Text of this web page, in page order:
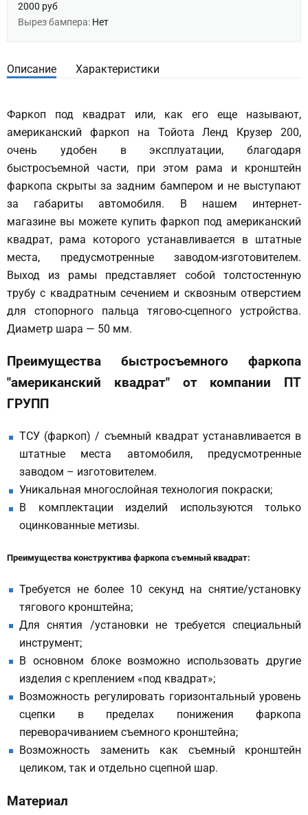
2000 руб
Вырез бампера: Нет
Описание Характеристики
Фаркоп под квадрат или, как его еще называют,
американский фаркоп на Тойота Ленд Крузер 200,
очень удобен в эксплуатации, благодаря
быстросъемной части, при этом рама и кронштейн
фаркопа скрыты за задним бампером и не выступают
за габариты автомобиля. В нашем интернет-
магазине вы можете купить фаркоп под американский
квадрат, рама которого устанавливается в штатные
места, предусмотренные заводом-изготовителем.
Выход из рамы представляет собой толстостенную
трубу с квадратным сечением и сквозным отверстием
для стопорного пальца тягово-сцепного устройства.
Диаметр шара — 50 мм.
Преимущества быстросъемного фаркопа
"американский квадрат" от компании ПТ
ГРУПП
ТСУ (фаркоп) / съемный квадрат устанавливается в
штатные места автомобиля, предусмотренные
заводом – изготовителем.
Уникальная многослойная технология покраски;
В комплектации изделий используются только
оцинкованные метизы.
Преимущества конструктива фаркопа съемный квадрат:
Требуется не более 10 секунд на снятие/установку
тягового кронштейна;
Для снятия /установки не требуется специальный
инструмент;
В основном блоке возможно использовать другие
изделия с креплением «под квадрат»;
Возможность регулировать горизонтальный уровень
сцепки в пределах понижения фаркопа
переворачиванием съемного кронштейна;
Возможность заменить как съемный кронштейн
целиком, так и отдельно сцепной шар.
Материал